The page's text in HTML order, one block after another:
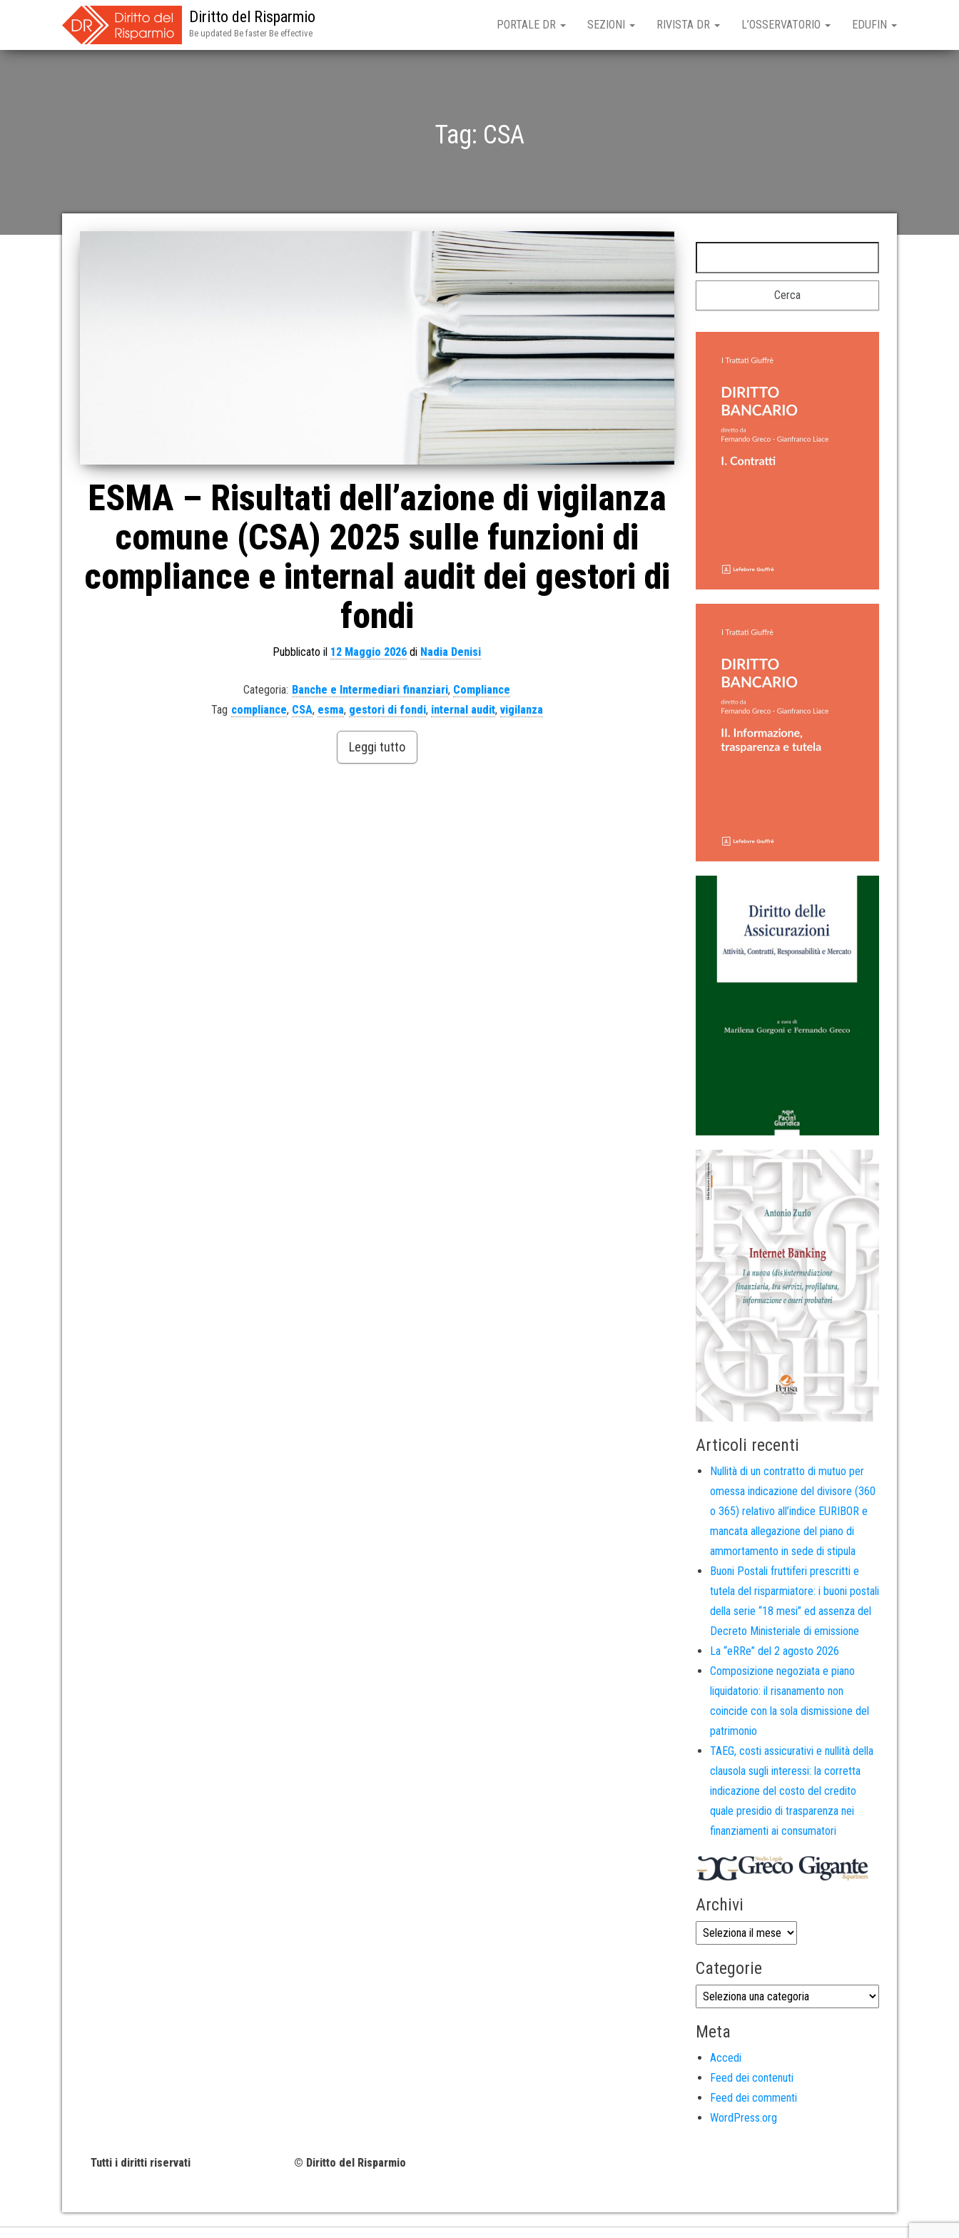
Diritto del Risparmio
Be updated Be faster Be effective
PORTALE DR SEZIONI RIVISTA DR L’OSSERVATORIO EDUFIN
Tag: CSA
ESMA – Risultati dell’azione di vigilanza
comune (CSA) 2025 sulle funzioni di
compliance e internal audit dei gestori di
fondi
Pubblicato il 12 Maggio 2026 di Nadia Denisi
Categoria: Banche e Intermediari finanziari, Compliance
Tag compliance, CSA, esma, gestori di fondi, internal audit, vigilanza
Leggi tutto
Articoli recenti
Nullità di un contratto di mutuo per
omessa indicazione del divisore (360
o 365) relativo all’indice EURIBOR e
mancata allegazione del piano di
ammortamento in sede di stipula
Buoni Postali fruttiferi prescritti e
tutela del risparmiatore: i buoni postali
della serie “18 mesi” ed assenza del
Decreto Ministeriale di emissione
La “eRRe” del 2 agosto 2026
Composizione negoziata e piano
liquidatorio: il risanamento non
coincide con la sola dismissione del
patrimonio
TAEG, costi assicurativi e nullità della
clausola sugli interessi: la corretta
indicazione del costo del credito
quale presidio di trasparenza nei
finanziamenti ai consumatori
Archivi
Categorie
Meta
Accedi
Feed dei contenuti
Feed dei commenti
WordPress.org
Tutti i diritti riservati © Diritto del Risparmio